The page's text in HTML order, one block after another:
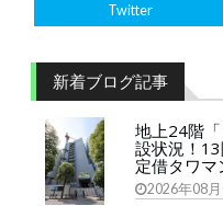
Twitter
新着ブログ記事
地上24階
設状況！
定借タワマ
2026年08月